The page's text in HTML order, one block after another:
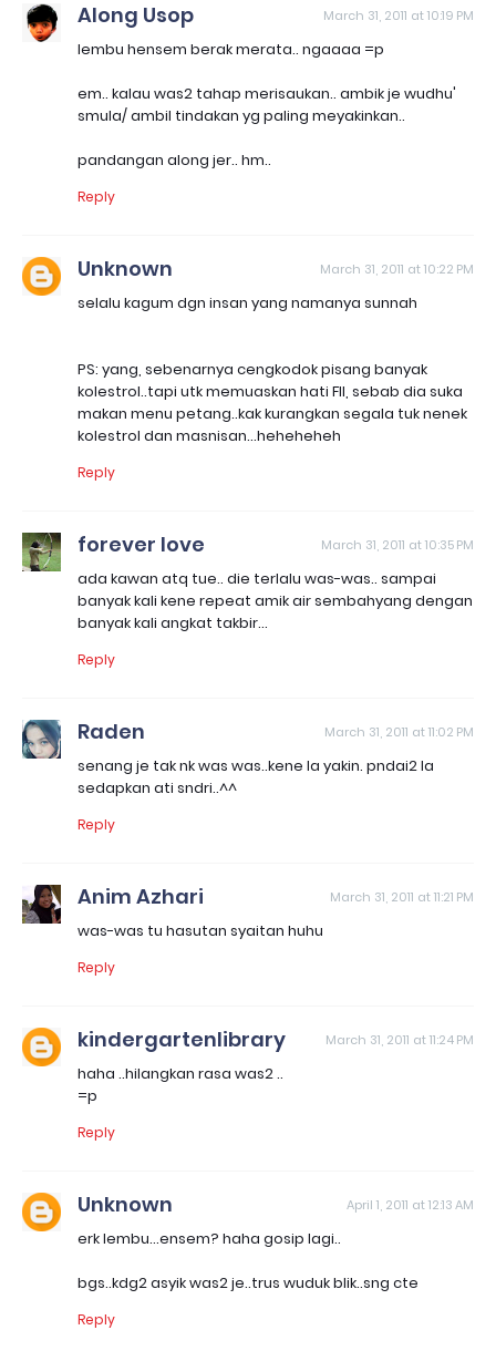
Along Usop March 31, 2011 at 10:19 PM
lembu hensem berak merata.. ngaaaa =p
em.. kalau was2 tahap merisaukan.. ambik je wudhu'
smula/ ambil tindakan yg paling meyakinkan..
pandangan along jer.. hm..
Reply
Unknown March 31, 2011 at 10:22 PM
selalu kagum dgn insan yang namanya sunnah
PS: yang, sebenarnya cengkodok pisang banyak
kolestrol..tapi utk memuaskan hati FIl, sebab dia suka
makan menu petang..kak kurangkan segala tuk nenek
kolestrol dan masnisan...heheheheh
Reply
forever love March 31, 2011 at 10:35 PM
ada kawan atq tue.. die terlalu was-was.. sampai
banyak kali kene repeat amik air sembahyang dengan
banyak kali angkat takbir...
Reply
Raden March 31, 2011 at 11:02 PM
senang je tak nk was was..kene la yakin. pndai2 la
sedapkan ati sndri..^^
Reply
Anim Azhari March 31, 2011 at 11:21 PM
was-was tu hasutan syaitan huhu
Reply
kindergartenlibrary March 31, 2011 at 11:24 PM
haha ..hilangkan rasa was2 ..
=p
Reply
Unknown April 1, 2011 at 12:13 AM
erk lembu...ensem? haha gosip lagi..
bgs..kdg2 asyik was2 je..trus wuduk blik..sng cte
Reply